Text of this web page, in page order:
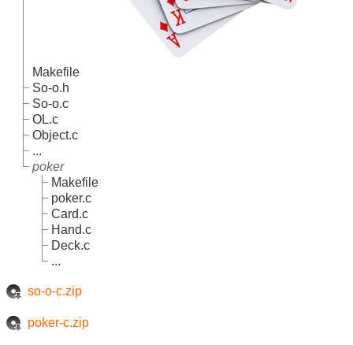
Makefile
So-o.h
So-o.c
OL.c
Object.c
...
poker
Makefile
poker.c
Card.c
Hand.c
Deck.c
...
so-o-c.zip
poker-c.zip